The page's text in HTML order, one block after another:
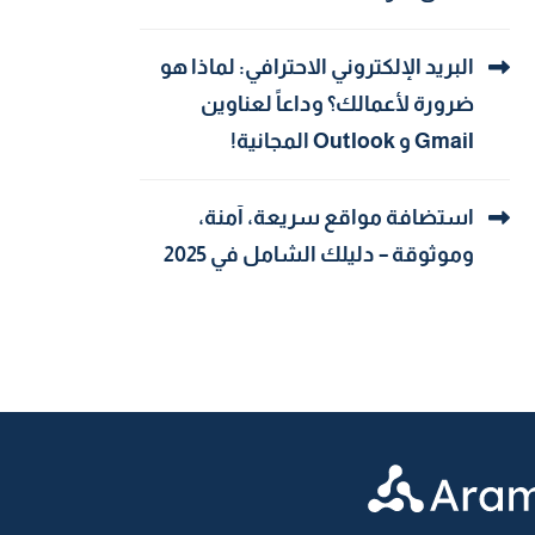
البريد الإلكتروني الاحترافي: لماذا هو
ضرورة لأعمالك؟ وداعاً لعناوين
Gmail و Outlook المجانية!
استضافة مواقع سريعة، آمنة،
وموثوقة – دليلك الشامل في 2025